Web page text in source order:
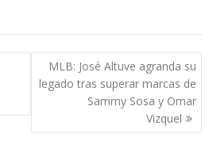
MLB: José Altuve agranda su
legado tras superar marcas de
Sammy Sosa y Omar
Vizquel